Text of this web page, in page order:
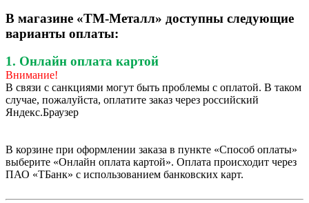
В магазине «ТМ-Металл» доступны следующие
варианты оплаты:
1. Онлайн оплата картой
Внимание!
В связи с санкциями могут быть проблемы с оплатой. В таком
случае, пожалуйста, оплатите заказ через российский
Яндекс.Браузер
В корзине при оформлении заказа в пункте «Способ оплаты»
выберите «Онлайн оплата картой». Оплата происходит через
ПАО «ТБанк» с использованием банковских карт.